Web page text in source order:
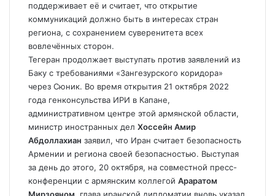
поддерживает еë и считает, что открытие
коммуникаций должно быть в интересах стран
региона, с сохранением суверенитета всех
вовлечëнных сторон.
Тегеран продолжает выступать против заявлений из
Баку с требованиями «Зангезурского коридора»
через Сюник. Во время открытия 21 октября 2022
года генконсульства ИРИ в Капане,
административном центре этой армянской области,
министр иностранных дел Хоссейн Амир
Абдоллахиан заявил, что Иран считает безопасность
Армении и региона своей безопасностью. Выступая
за день до этого, 20 октября, на совместной пресс-
конференции с армянским коллегой Араратом